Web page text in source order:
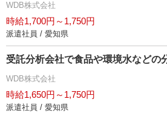
WDB株式会社
時給1,700円～1,750円
派遣社員 / 愛知県
受託分析会社で食品や環境水などの
WDB株式会社
時給1,650円～1,750円
派遣社員 / 愛知県